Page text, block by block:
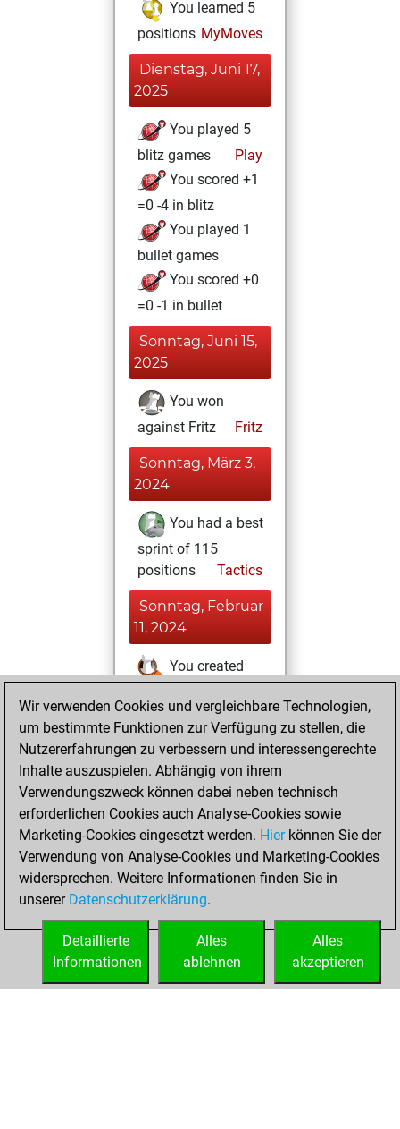
You learned 5
positions MyMoves
Dienstag, Juni 17,
2025
You played 5
blitz games
Play
You scored +1
=0 -4 in blitz
You played 1
bullet games
You scored +0
=0 -1 in bullet
Sonntag, Juni 15,
2025
You won
against Fritz
Fritz
Sonntag, März 3,
2024
You had a best
sprint of 115
positions
Tactics
Sonntag, Februar
11, 2024
You created
Studies
Samstag,
Februar 10, 2024
You created
your Fritz account
Fritz
You
played 1 slow games
Play
You
slow games
Wir verwenden Cookies und vergleichbare Technologien,
um bestimmte Funktionen zur Verfügung zu stellen, die
Nutzererfahrungen zu verbessern und interessengerechte
Inhalte auszuspielen. Abhängig von ihrem
Verwendungszweck können dabei neben technisch
erforderlichen Cookies auch Analyse-Cookies sowie
Marketing-Cookies eingesetzt werden. Hierkönnen Sie der
Verwendung von Analyse-Cookies und Marketing-Cookies
widersprechen. Weitere Informationen finden Sie in
unserer Datenschutzerklärung.
Alles
akzeptieren
Alles
ablehnen
Detaillierte
Informationen